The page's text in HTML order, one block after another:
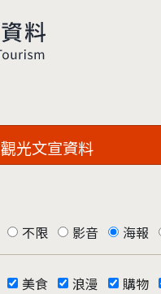
觀光文宣資料
不限 影音 海報
美食 浪漫 購物